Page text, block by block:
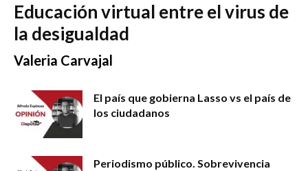
Educación virtual entre el virus de
la desigualdad
Valeria Carvajal
El país que gobierna Lasso vs el país de
los ciudadanos
Periodismo público. Sobrevivencia